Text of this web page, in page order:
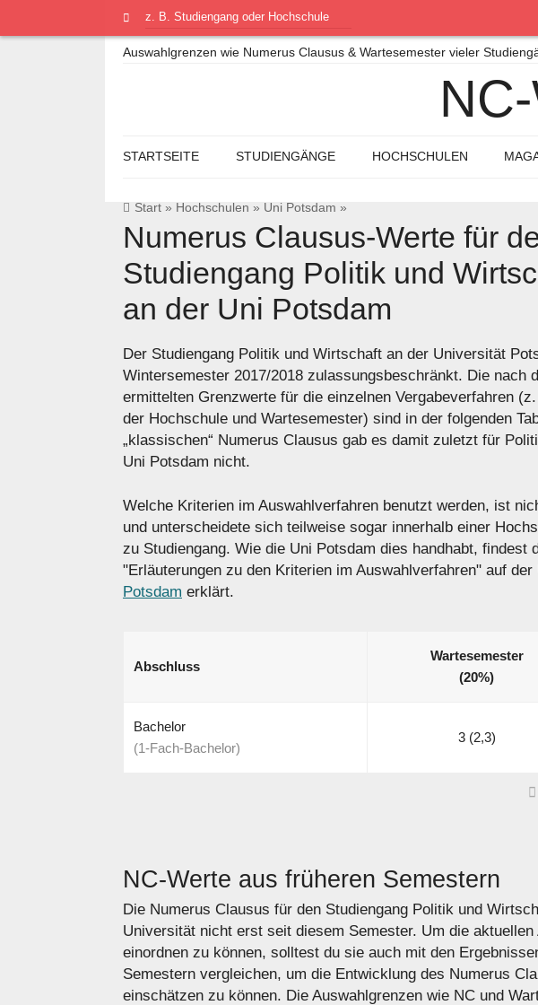
Start » Hochschulen » Uni Potsdam »
Numerus Clausus-Werte für
Studiengang Politik und
an der Uni Potsdam
Der Studiengang Politik und Wirtschaft an der Universität
Wintersemester 2017/2018 zulassungsbeschränkt. Die nach
ermittelten Grenzwerte für die einzelnen Vergabeverfahren
der Hochschule und Wartesemester) sind in der folgenden
„klassischen“ Numerus Clausus gab es damit zuletzt für
Uni Potsdam nicht.
Welche Kriterien im Auswahlverfahren benutzt werden, ist
und unterscheidete sich teilweise sogar innerhalb einer
zu Studiengang. Wie die Uni Potsdam dies handhabt, findest
"Erläuterungen zu den Kriterien im Auswahlverfahren" auf
Potsdam erklärt.
Abschluss
Wartesemester
(20%)
Bachelor
(1-Fach-Bachelor)
3 (2,3)
NC-Werte aus früheren Semestern
Die Numerus Clausus für den Studiengang Politik und
Universität nicht erst seit diesem Semester. Um die
einordnen zu können, solltest du sie auch mit den
Semestern vergleichen, um die Entwicklung des Numerus
einschätzen zu können. Die Auswahlgrenzen wie NC und
Auswahlgrenzen wie Numerus Clausus & Wartesemester vieler
STARTSEITE STUDIENGÄNGE HOCHSCHULEN